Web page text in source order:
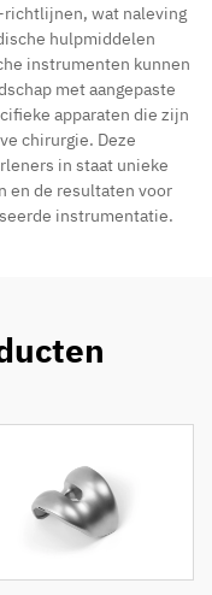
wat naleving
hulpmiddelen
instrumenten kunnen
met aangepaste
apparaten die zijn
chirurgie. Deze
in staat unieke
en de resultaten voor
instrumentatie.